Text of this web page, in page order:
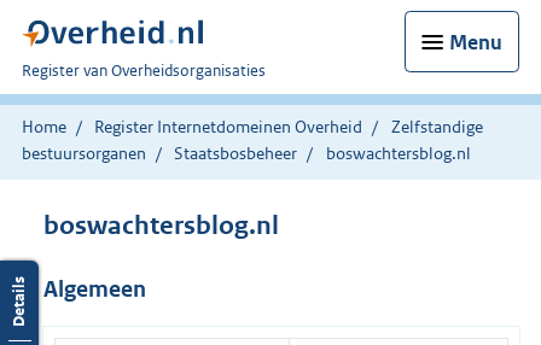
Menu
U
bent
nu
hier:
Register van Overheidsorganisaties
Home Register Internetdomeinen Overheid
Zelfstandige
bestuursorganen
Staatsbosbeheer boswachtersblog.nl
boswachtersblog.nl
Algemeen